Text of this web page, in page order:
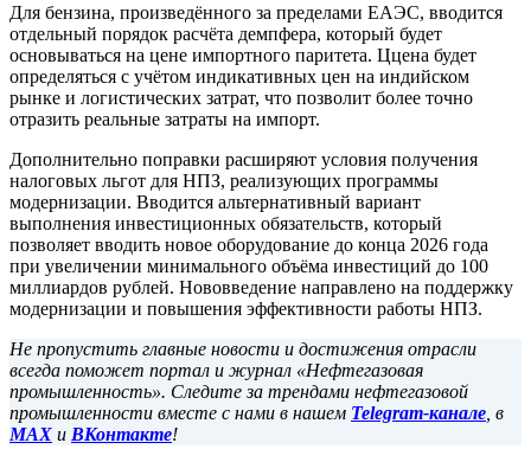
Для бензина, произведённого за пределами ЕАЭС, вводится
отдельный порядок расчёта демпфера, который будет
основываться на цене импортного паритета. Ццена будет
определяться с учётом индикативных цен на индийском
рынке и логистических затрат, что позволит более точно
отразить реальные затраты на импорт.
Дополнительно поправки расширяют условия получения
налоговых льгот для НПЗ, реализующих программы
модернизации. Вводится альтернативный вариант
выполнения инвестиционных обязательств, который
позволяет вводить новое оборудование до конца 2026 года
при увеличении минимального объёма инвестиций до 100
миллиардов рублей. Нововведение направлено на поддержку
модернизации и повышения эффективности работы НПЗ.
Не пропустить главные новости и достижения отрасли
всегда поможет портал и журнал «Нефтегазовая
промышленность». Следите за трендами нефтегазовой
промышленности вместе с нами в нашем Telegram-канале , в
MAX и ВКонтакте!